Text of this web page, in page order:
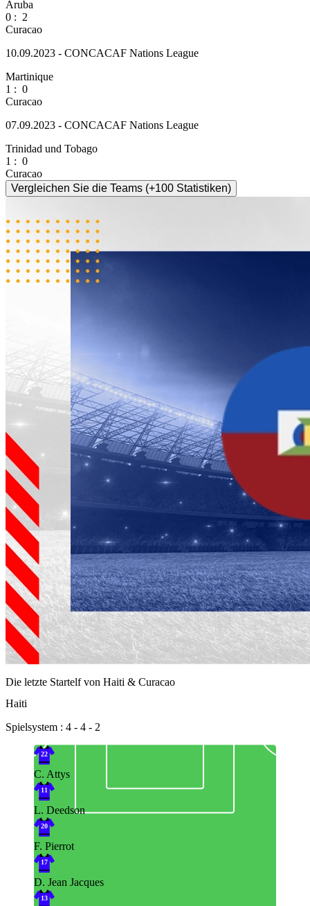
Aruba
0 : 2
Curacao
10.09.2023 - CONCACAF Nations League
Martinique
1 : 0
Curacao
07.09.2023 - CONCACAF Nations League
Trinidad und Tobago
1 : 0
Curacao
Vergleichen Sie die Teams (+100 Statistiken)
Die letzte Startelf von Haiti & Curacao
Haiti
Spielsystem : 4 - 4 - 2
22
C. Attys
11
L. Deedson
20
F. Pierrot
17
D. Jean Jacques
13